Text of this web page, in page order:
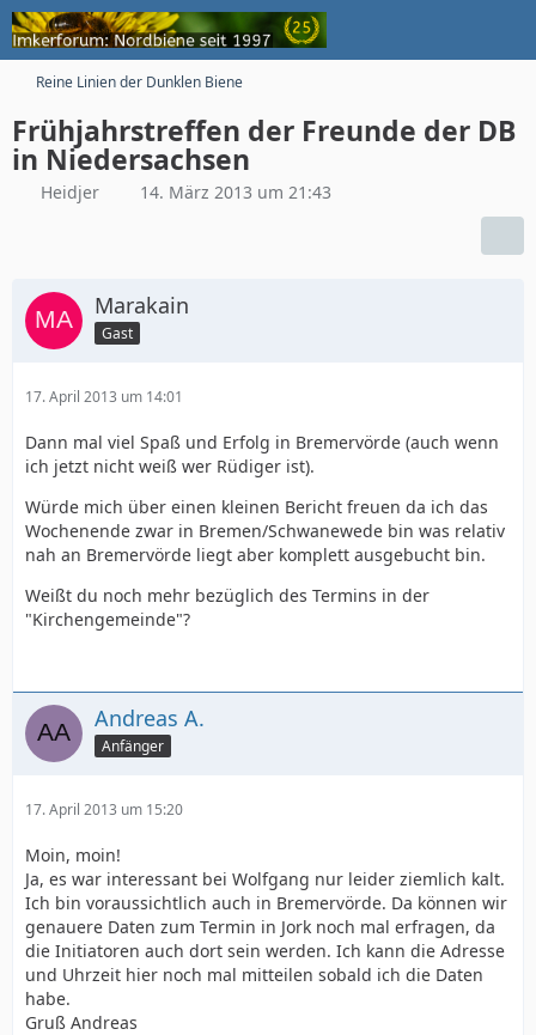
Reine Linien der Dunklen Biene
Frühjahrstreffen der Freunde der DB
in Niedersachsen
Heidjer 14. März 2013 um 21:43
Marakain
Gast
17. April 2013 um 14:01
Dann mal viel Spaß und Erfolg in Bremervörde (auch wenn
ich jetzt nicht weiß wer Rüdiger ist).
Würde mich über einen kleinen Bericht freuen da ich das
Wochenende zwar in Bremen/Schwanewede bin was relativ
nah an Bremervörde liegt aber komplett ausgebucht bin.
Weißt du noch mehr bezüglich des Termins in der
"Kirchengemeinde"?
Andreas A.
Anfänger
17. April 2013 um 15:20
Moin, moin!
Ja, es war interessant bei Wolfgang nur leider ziemlich kalt.
Ich bin voraussichtlich auch in Bremervörde. Da können wir
genauere Daten zum Termin in Jork noch mal erfragen, da
die Initiatoren auch dort sein werden. Ich kann die Adresse
und Uhrzeit hier noch mal mitteilen sobald ich die Daten
habe.
Gruß Andreas